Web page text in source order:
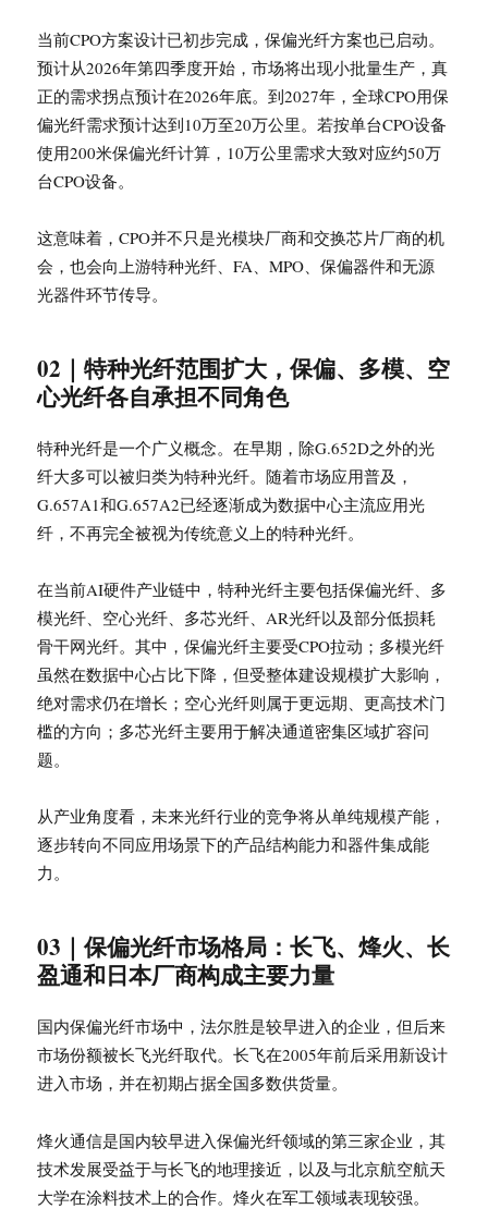
当前CPO方案设计已初步完成，保偏光纤方案也已启动。
预计从2026年第四季度开始，市场将出现小批量生产，真
正的需求拐点预计在2026年底。到2027年，全球CPO用保
偏光纤需求预计达到10万至20万公里。若按单台CPO设备
使用200米保偏光纤计算，10万公里需求大致对应约50万
台CPO设备。
这意味着，CPO并不只是光模块厂商和交换芯片厂商的机
会，也会向上游特种光纤、FA、MPO、保偏器件和无源
光器件环节传导。
02｜特种光纤范围扩大，保偏、多模、空
心光纤各自承担不同角色
特种光纤是一个广义概念。在早期，除G.652D之外的光
纤大多可以被归类为特种光纤。随着市场应用普及，
G.657A1和G.657A2已经逐渐成为数据中心主流应用光
纤，不再完全被视为传统意义上的特种光纤。
在当前AI硬件产业链中，特种光纤主要包括保偏光纤、多
模光纤、空心光纤、多芯光纤、AR光纤以及部分低损耗
骨干网光纤。其中，保偏光纤主要受CPO拉动；多模光纤
虽然在数据中心占比下降，但受整体建设规模扩大影响，
绝对需求仍在增长；空心光纤则属于更远期、更高技术门
槛的方向；多芯光纤主要用于解决通道密集区域扩容问
题。
从产业角度看，未来光纤行业的竞争将从单纯规模产能，
逐步转向不同应用场景下的产品结构能力和器件集成能
力。
03｜保偏光纤市场格局：长飞、烽火、长
盈通和日本厂商构成主要力量
国内保偏光纤市场中，法尔胜是较早进入的企业，但后来
市场份额被长飞光纤取代。长飞在2005年前后采用新设计
进入市场，并在初期占据全国多数供货量。
烽火通信是国内较早进入保偏光纤领域的第三家企业，其
技术发展受益于与长飞的地理接近，以及与北京航空航天
大学在涂料技术上的合作。烽火在军工领域表现较强。